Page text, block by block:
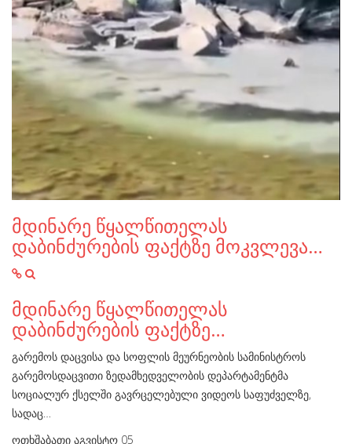
მდინარე წყალწითელას
დაბინძურების ფაქტზე მოკვლევა…
მდინარე წყალწითელას
დაბინძურების ფაქტზე…
გარემოს დაცვისა და სოფლის მეურნეობის სამინისტროს
გარემოსდაცვითი ზედამხედველობის დეპარტამენტმა
სოციალურ ქსელში გავრცელებული ვიდეოს საფუძველზე,
სადაც…
ოთხშაბათი აგვისტო 05